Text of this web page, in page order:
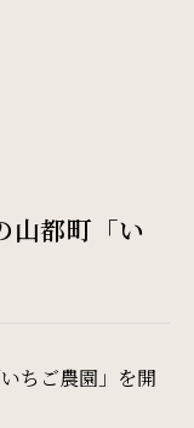
都町「い
ちご農園」を開